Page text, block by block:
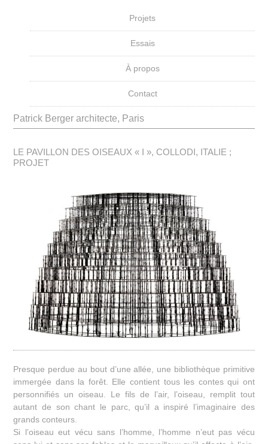
Projets
Essais
À propos
Contact
Patrick Berger architecte, Paris
LE PAVILLON DES OISEAUX « I », COLLODI, ITALIE ;
PROJET
Presque perdue au bout d’une allée, une bibliothèque primitive
immergée dans la forêt. Elle contient tous les contes qui ont
personnifiés un oiseau. Le fils de l’air, l’oiseau, remplit tout
autant de son chant le parc, qu’il a inspiré l’imaginaire des
grands conteurs.
Si l’oiseau eut vécu sans l’homme, l’homme n’eut pas vécu